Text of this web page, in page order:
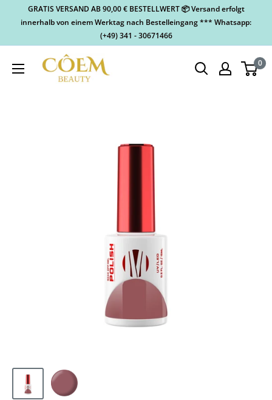
GRATIS VERSAND AB 90,00 € BESTELLWERT 📦 Versand erfolgt
innerhalb von einem Werktag nach Bestelleingang *** Whatsapp:
(+49) 341 - 30671466
0